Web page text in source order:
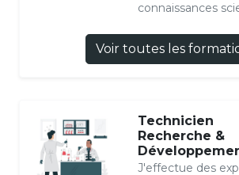
connaissances
Voir toutes les
Technicien
Recherche &
J'effectue des